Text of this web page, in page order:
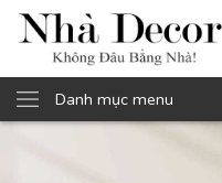
Danh mục menu